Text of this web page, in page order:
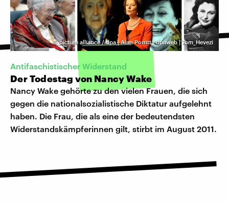
©picture alliance / dpa | Alan Porritt | dpaweb | Tom_Hevezi
Antifaschistischer Widerstand
Der Todestag von Nancy Wake
Nancy Wake gehörte zu den vielen Frauen, die sich
gegen die nationalsozialistische Diktatur aufgelehnt
haben. Die Frau, die als eine der bedeutendsten
Widerstandskämpferinnen gilt, stirbt im August 2011.